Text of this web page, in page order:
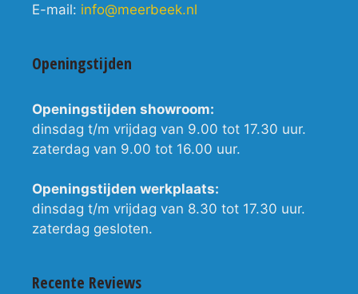
E-mail: info@meerbeek.nl
Openingstijden
Openingstijden showroom:
dinsdag t/m vrijdag van 9.00 tot 17.30 uur.
zaterdag van 9.00 tot 16.00 uur.
Openingstijden werkplaats:
dinsdag t/m vrijdag van 8.30 tot 17.30 uur.
zaterdag gesloten.
Recente Reviews